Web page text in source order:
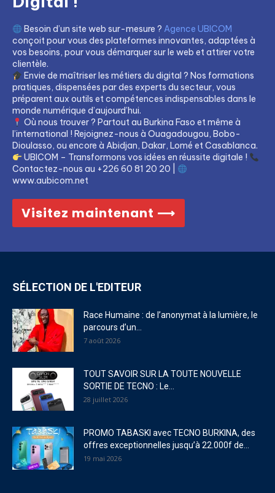
Besoin d’un site web sur-mesure ? Agence UBICOM
conçoit pour vous des plateformes innovantes, adaptées à
vos besoins, pour vous démarquer sur le web et attirer votre
clientèle.
Envie de maîtriser les métiers du digital ? Nos formations
pratiques, dispensées par des experts du secteur, vous
préparent aux outils et compétences indispensables dans le
monde numérique d’aujourd’hui.
Où nous trouver ? Partout au Burkina Faso et même à
l’international ! Rejoignez-nous à Ouagadougou, Bobo-
Dioulasso, ou encore à Abidjan, Dakar, Lomé et Casablanca.
UBICOM – Transformons vos idées en réussite digitale !
Contactez-nous au +226 60 81 20 20 |
www.aubicom.net
Visitez maintenant ⟶
SÉLECTION DE L'EDITEUR
Race Humaine : de l’anonymat à la lumière, le
parcours d’un...
7 août 2026
TOUT SAVOIR SUR LA TOUTE NOUVELLE
SORTIE DE TECNO : Le...
28 juillet 2026
PROMO TABASKI avec TECNO BURKINA, des
offres exceptionnelles jusqu’à 22.000f de...
19 mai 2026